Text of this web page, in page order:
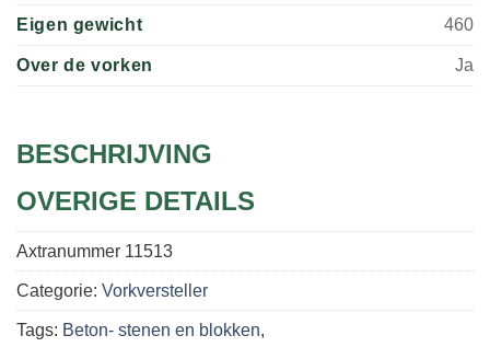
Eigen gewicht 460
Over de vorken Ja
BESCHRIJVING
OVERIGE DETAILS
Axtranummer 11513
Categorie: Vorkversteller
Tags: Beton- stenen en blokken,